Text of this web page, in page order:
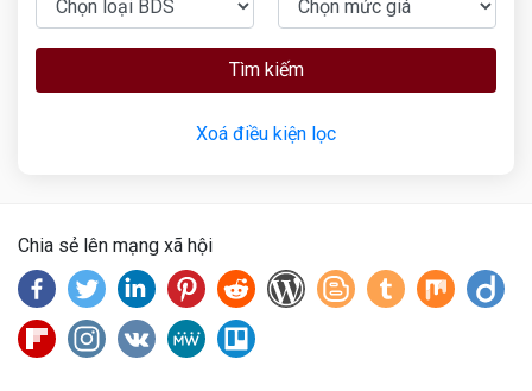
Tìm kiếm
Xoá điều kiện lọc
Chia sẻ lên mạng xã hội